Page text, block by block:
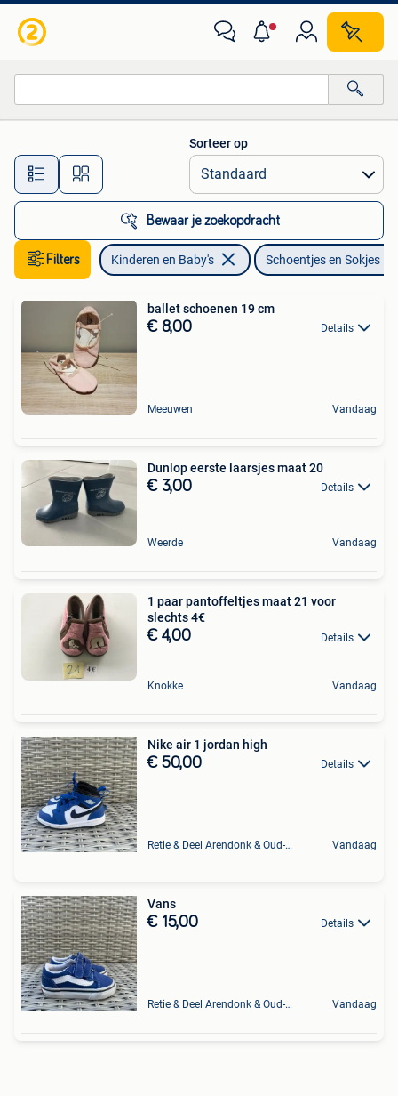
Alle afstanden…
Sorteer op
Bewaar je zoekopdracht
Filters Kinderen en Baby's Schoentjes en Sokjes
ballet schoenen 19 cm
€ 8,00 Details
Meeuwen Vandaag
Dunlop eerste laarsjes maat 20
€ 3,00 Details
Weerde Vandaag
1 paar pantoffeltjes maat 21 voor
slechts 4€
€ 4,00 Details
Knokke Vandaag
Nike air 1 jordan high
€ 50,00 Details
Retie & Deel Arendonk & Oud-Turnhout Vandaag
Vans
€ 15,00 Details
Retie & Deel Arendonk & Oud-Turnhout Vandaag